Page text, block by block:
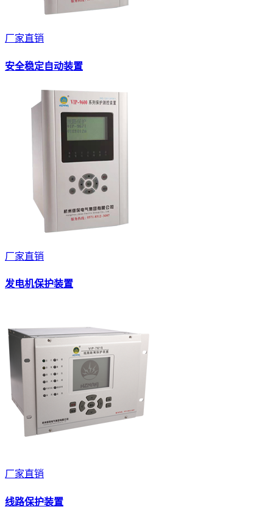
厂家直销
安全稳定自动装置
厂家直销
发电机保护装置
厂家直销
线路保护装置